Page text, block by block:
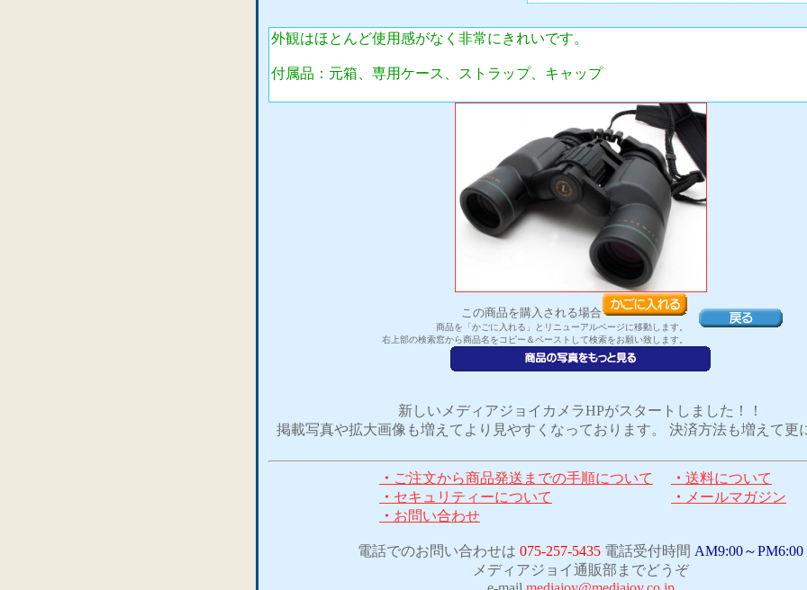
外観はほとんど使用感がなく非常にきれいです。
付属品：元箱、専用ケース、ストラップ、キャップ
この商品を購入される場合
商品を「かごに入れる」とリニューアルページに移動します。
右上部の検索窓から商品名をコピー＆ペーストして検索をお願い致します。
新しいメディアジョイカメラHPがスタートしました！！
掲載写真や拡大画像も増えてより見やすくなっております。 決済方法も増えて更
・ ご注文から商品発送までの手順について ・ 送料について
・ セキュリティーについて ・ メールマガジン
・ お問い合わせ
電話でのお問い合わせは 075-257-5435 電話受付時間 AM9:00～PM6:00
メディアジョイ通販部までどうぞ